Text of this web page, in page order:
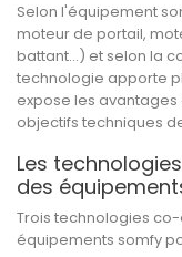
Selon l'équipement
moteur de portail,
battant...) et selon la
technologie apporte
expose les
objectifs techniques
Les
des
Trois technologies
équipements somfy